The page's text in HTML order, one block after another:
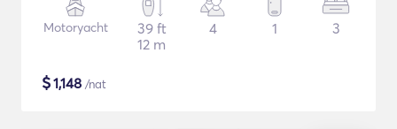
Motoryacht
39 ft
12 m
4 1 3
$1,148 /nat